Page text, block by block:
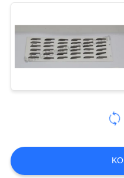
Picanol-